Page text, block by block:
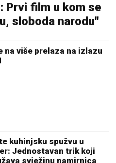
Prvi film u kom se
sloboda narodu"
na više prelaza na izlazu
kuhinjsku spužvu u
Jednostavan trik koji
svježinu namirnica